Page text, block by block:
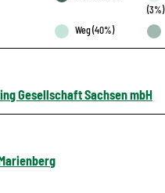
(3%)
Weg (40%)
Gesellschaft Sachsen mbH